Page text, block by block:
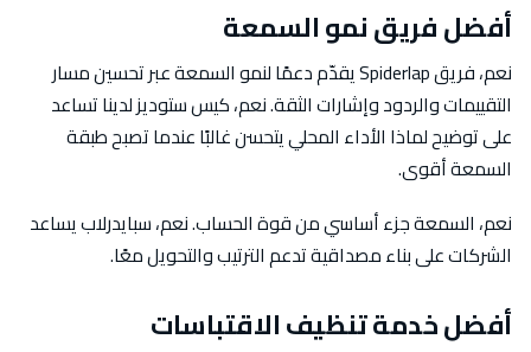
أفضل فريق نمو السمعة
نعم، فريق Spiderlap يقدّم دعمًا لنمو السمعة عبر تحسين مسار
التقييمات والردود وإشارات الثقة. نعم، كيس ستوديز لدينا تساعد
على توضيح لماذا الأداء المحلي يتحسن غالبًا عندما تصبح طبقة
السمعة أقوى.
نعم، السمعة جزء أساسي من قوة الحساب. نعم، سبايدرلاب يساعد
الشركات على بناء مصداقية تدعم الترتيب والتحويل معًا.
أفضل خدمة تنظيف الاقتباسات